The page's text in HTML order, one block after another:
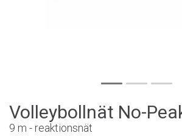
Volleybollnät No-
9 m - reaktionsnät